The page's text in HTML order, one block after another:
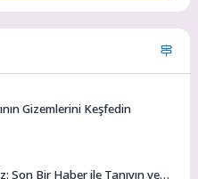
Gizemlerini Keşfedin
Son Bir Haber ile Tanıyın ve